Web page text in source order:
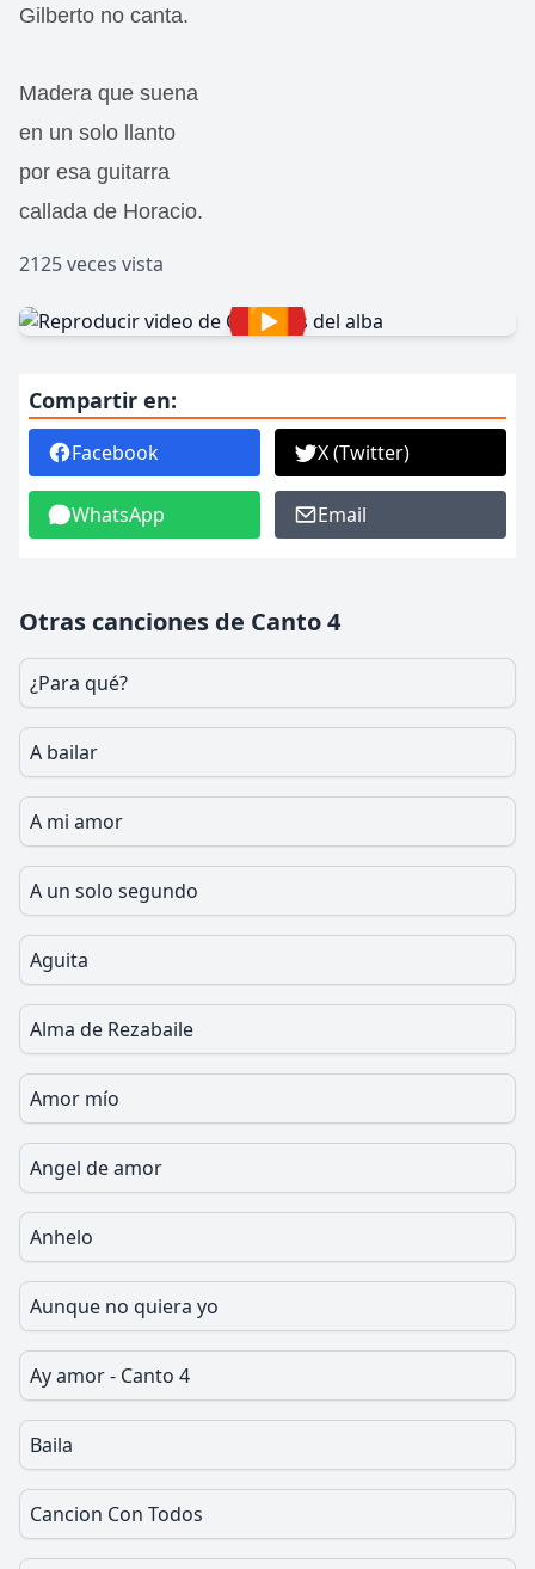
Gilberto no canta.
Madera que suena
en un solo llanto
por esa guitarra
callada de Horacio.
2125 veces vista
▶
Compartir en:
Facebook X (Twitter)
WhatsApp Email
Otras canciones de Canto 4
¿Para qué?
A bailar
A mi amor
A un solo segundo
Aguita
Alma de Rezabaile
Amor mío
Angel de amor
Anhelo
Aunque no quiera yo
Ay amor - Canto 4
Baila
Cancion Con Todos